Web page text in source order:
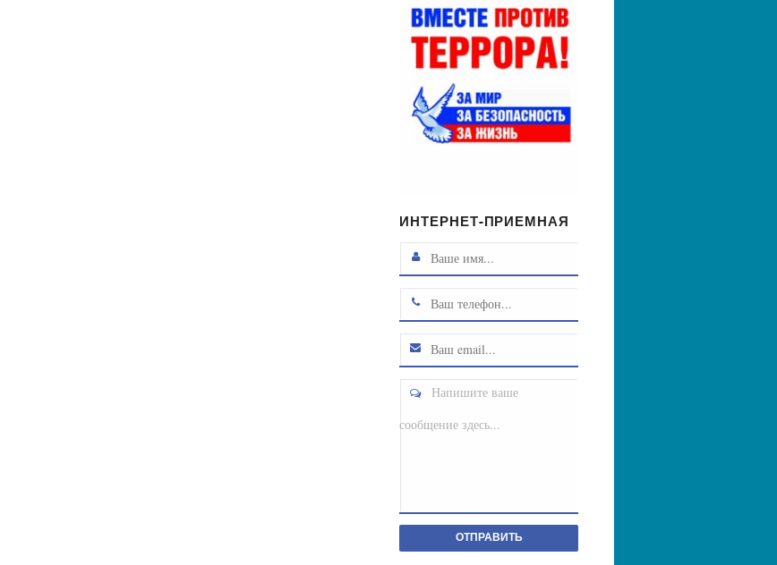
ИНТЕРНЕТ-ПРИЕМНАЯ
Напишите ваше
сообщение здесь...
ОТПРАВИТЬ